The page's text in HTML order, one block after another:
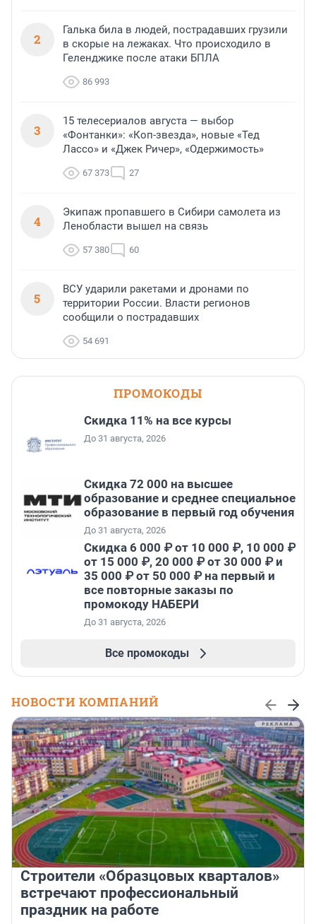
2
Галька била в людей, пострадавших грузили
в скорые на лежаках. Что происходило в
Геленджике после атаки БПЛА
86 993
3
15 телесериалов августа — выбор
«Фонтанки»: «Коп-звезда», новые «Тед
Лассо» и «Джек Ричер», «Одержимость»
67 373 27
4
Экипаж пропавшего в Сибири самолета из
Ленобласти вышел на связь
57 380 60
5
ВСУ ударили ракетами и дронами по
территории России. Власти регионов
сообщили о пострадавших
54 691
ПРОМОКОДЫ
Скидка 11% на все курсы
До 31 августа, 2026
Скидка 72 000 на высшее
образование и среднее специальное
образование в первый год обучения
До 31 августа, 2026
Скидка 6 000 ₽ от 10 000 ₽, 10 000 ₽
от 15 000 ₽, 20 000 ₽ от 30 000 ₽ и
35 000 ₽ от 50 000 ₽ на первый и
все повторные заказы по
промокоду НАБЕРИ
До 31 августа, 2026
Все промокоды
НОВОСТИ КОМПАНИЙ
Строители «Образцовых кварталов»
встречают профессиональный
праздник на работе